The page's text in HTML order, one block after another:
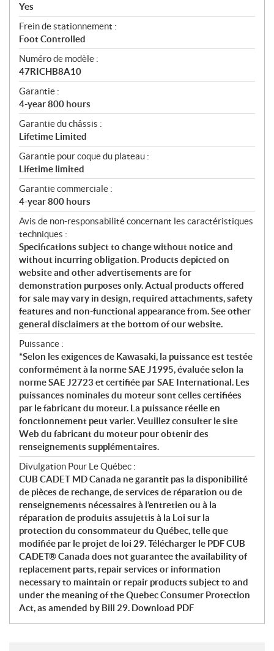
Yes
Frein de stationnement :
Foot Controlled
Numéro de modèle :
47RICHB8A10
Garantie :
4-year 800 hours
Garantie du châssis :
Lifetime Limited
Garantie pour coque du plateau :
Lifetime limited
Garantie commerciale :
4-year 800 hours
Avis de non-responsabilité concernant les caractéristiques
techniques :
Specifications subject to change without notice and
without incurring obligation. Products depicted on
website and other advertisements are for
demonstration purposes only. Actual products offered
for sale may vary in design, required attachments, safety
features and non-functional appearance from. See other
general disclaimers at the bottom of our website.
Puissance :
*Selon les exigences de Kawasaki, la puissance est testée
conformément à la norme SAE J1995, évaluée selon la
norme SAE J2723 et certifiée par SAE International. Les
puissances nominales du moteur sont celles certifiées
par le fabricant du moteur. La puissance réelle en
fonctionnement peut varier. Veuillez consulter le site
Web du fabricant du moteur pour obtenir des
renseignements supplémentaires.
Divulgation Pour Le Québec :
CUB CADET MD Canada ne garantit pas la disponibilité
de pièces de rechange, de services de réparation ou de
renseignements nécessaires à l’entretien ou à la
réparation de produits assujettis à la Loi sur la
protection du consommateur du Québec, telle que
modifiée par le projet de loi 29. Télécharger le PDF CUB
CADET® Canada does not guarantee the availability of
replacement parts, repair services or information
necessary to maintain or repair products subject to and
under the meaning of the Quebec Consumer Protection
Act, as amended by Bill 29. Download PDF